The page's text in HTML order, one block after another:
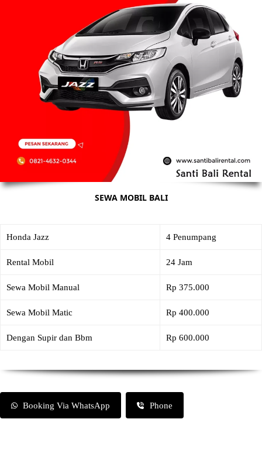
SEWA MOBIL BALI
Honda Jazz 4 Penumpang
Rental Mobil 24 Jam
Sewa Mobil Manual Rp 375.000
Sewa Mobil Matic Rp 400.000
Dengan Supir dan Bbm Rp 600.000
Booking Via WhatsApp Phone